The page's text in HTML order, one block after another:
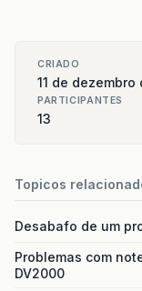
CRIADO
11 de dezembro
PARTICIPANTES
13
Topicos
Desabafo de um
Problemas com
DV2000